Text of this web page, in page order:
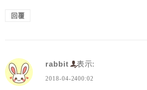
回覆
rabbit 表示:
2018-04-2400:02